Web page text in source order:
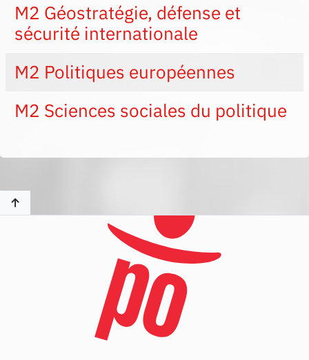
M2 Géostratégie, défense et
sécurité internationale
M2 Politiques européennes
M2 Sciences sociales du politique